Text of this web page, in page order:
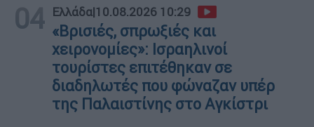
04 Ελλάδα|10.08.2026 10:29
«Βρισιές, σπρωξιές και
χειρονομίες»: Ισραηλινοί
τουρίστες επιτέθηκαν σε
διαδηλωτές που φώναζαν υπέρ
της Παλαιστίνης στο Αγκίστρι